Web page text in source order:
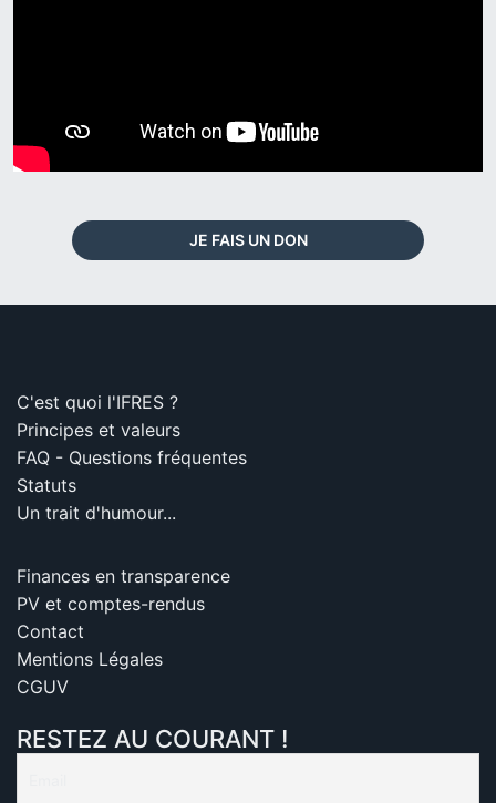
JE FAIS UN DON
C'est quoi l'IFRES ?
Principes et valeurs
FAQ - Questions fréquentes
Statuts
Un trait d'humour...
Finances en transparence
PV et comptes-rendus
Contact
Mentions Légales
CGUV
RESTEZ AU COURANT !